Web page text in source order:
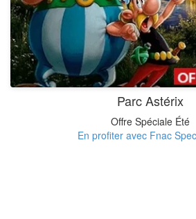
Parc Astérix
Offre Spéciale Été
En profiter avec Fnac